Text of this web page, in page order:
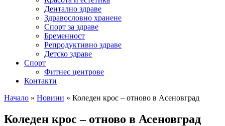
Дентално здраве
Здравословно хранене
Спорт за здраве
Бременност
Репродуктивно здраве
Детско здраве
Спорт
Фитнес центрове
Контакти
Начало » Новини » Коледен крос – отново в Асеновград
Коледен крос – отново в Асеновград